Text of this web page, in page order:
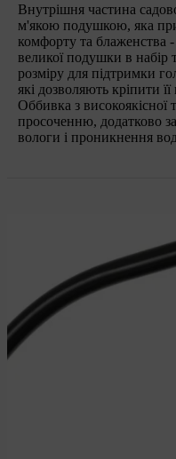
Внутрішня частина
м'якою подушкою, яка
комфорту та блаженства
великої подушки в
розміру для підтримки
які дозволяють кріпити
Оббивка з
просоченню, додатково
вологи і проникнення